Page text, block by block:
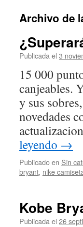
contenido
Archivo de
Publicada el 3
15 000
canjeables.
y sus
novedades
leyendo →
Publicado en Sin
bryant, nike
Kobe
Publicada el 26